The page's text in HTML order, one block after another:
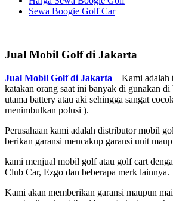
Sewa Boogie Golf Car
Jual Mobil Golf di Jakarta
Jual Mobil Golf di Jakarta – Kami adalah
katakan orang saat ini banyak di gunakan
utama battery atau aki sehingga sangat
menimbulkan polusi ).
Perusahaan kami adalah distributor mobil
berikan garansi mencakup garansi unit
kami menjual mobil golf atau golf cart
Club Car, Ezgo dan beberapa merk lainnya.
Kami akan memberikan garansi maupun